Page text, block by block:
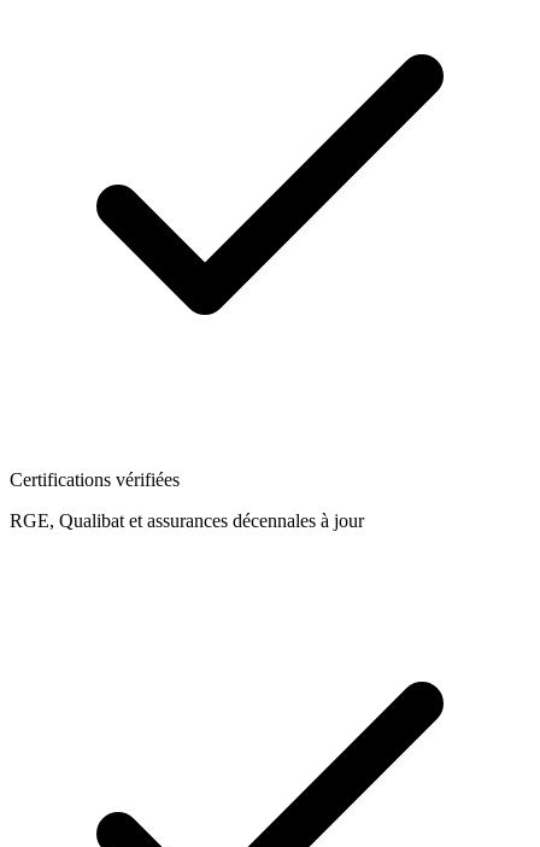
Certifications vérifiées
RGE, Qualibat et assurances décennales à jour